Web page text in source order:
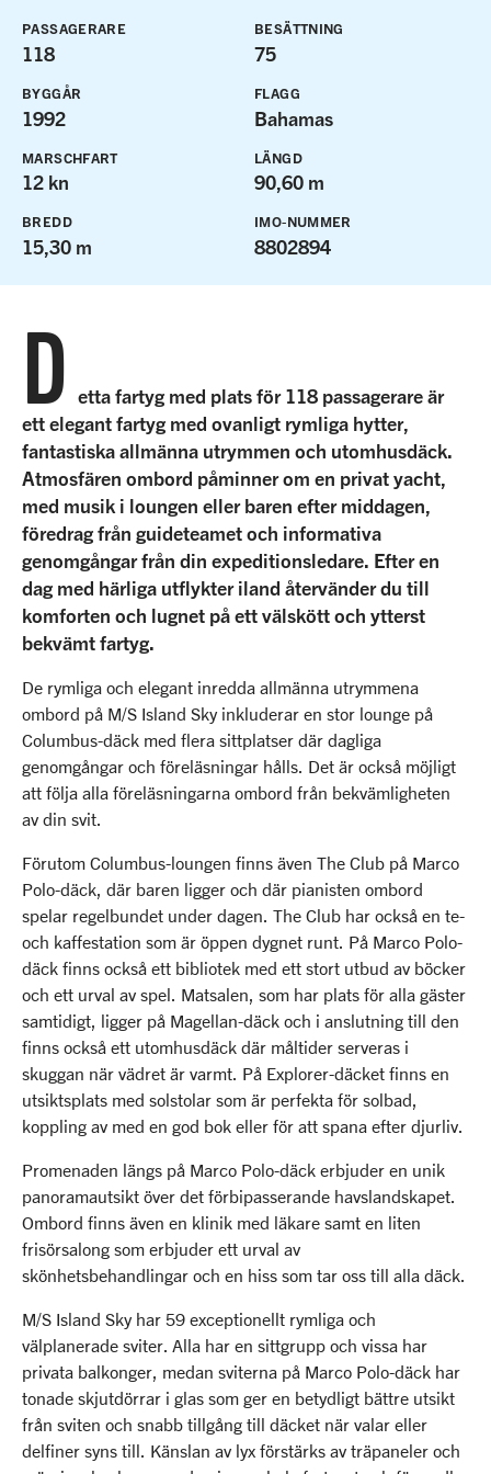
PASSAGERARE
118
BESÄTTNING
75
BYGGÅR
1992
FLAGG
Bahamas
MARSCHFART
12 kn
LÄNGD
90,60 m
BREDD
15,30 m
IMO-NUMMER
8802894
D etta fartyg med plats för 118 passagerare är
ett elegant fartyg med ovanligt rymliga hytter,
fantastiska allmänna utrymmen och utomhusdäck.
Atmosfären ombord påminner om en privat yacht,
med musik i loungen eller baren efter middagen,
föredrag från guideteamet och informativa
genomgångar från din expeditionsledare. Efter en
dag med härliga utflykter iland återvänder du till
komforten och lugnet på ett välskött och ytterst
bekvämt fartyg.
De rymliga och elegant inredda allmänna utrymmena
ombord på M/S Island Sky inkluderar en stor lounge på
Columbus-däck med flera sittplatser där dagliga
genomgångar och föreläsningar hålls. Det är också möjligt
att följa alla föreläsningarna ombord från bekvämligheten
av din svit.
Förutom Columbus-loungen finns även The Club på Marco
Polo-däck, där baren ligger och där pianisten ombord
spelar regelbundet under dagen. The Club har också en te-
och kaffestation som är öppen dygnet runt. På Marco Polo-
däck finns också ett bibliotek med ett stort utbud av böcker
och ett urval av spel. Matsalen, som har plats för alla gäster
samtidigt, ligger på Magellan-däck och i anslutning till den
finns också ett utomhusdäck där måltider serveras i
skuggan när vädret är varmt. På Explorer-däcket finns en
utsiktsplats med solstolar som är perfekta för solbad,
koppling av med en god bok eller för att spana efter djurliv.
Promenaden längs på Marco Polo-däck erbjuder en unik
panoramautsikt över det förbipasserande havslandskapet.
Ombord finns även en klinik med läkare samt en liten
frisörsalong som erbjuder ett urval av
skönhetsbehandlingar och en hiss som tar oss till alla däck.
M/S Island Sky har 59 exceptionellt rymliga och
välplanerade sviter. Alla har en sittgrupp och vissa har
privata balkonger, medan sviterna på Marco Polo-däck har
tonade skjutdörrar i glas som ger en betydligt bättre utsikt
från sviten och snabb tillgång till däcket när valar eller
delfiner syns till. Känslan av lyx förstärks av träpaneler och